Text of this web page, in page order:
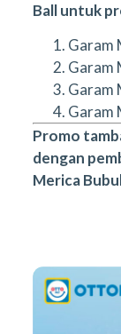
Ball untuk
Garam
Garam
Garam
Garam
Promo
dengan
Merica